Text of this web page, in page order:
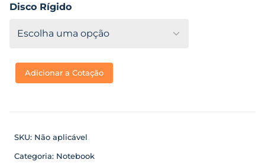
Disco Rígido
Adicionar a Cotação
SKU: Não aplicável
Categoria: Notebook